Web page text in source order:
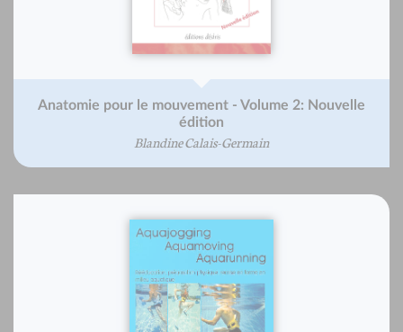
Anatomie pour le mouvement - Volume 2: Nouvelle
édition
Blandine Calais-Germain